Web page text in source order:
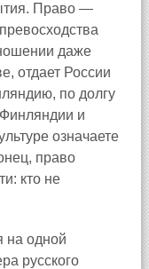
Право —
даже
отдает России
по долгу
и
означаете
право
кто не
на одной
русского